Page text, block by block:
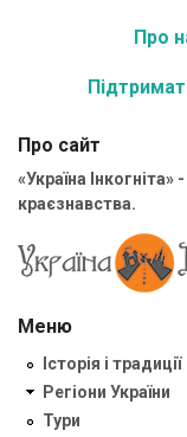
Про
Про сайт
«Україна
краєзнавства.
Меню
Історія і традиції
Регіони України
Тури